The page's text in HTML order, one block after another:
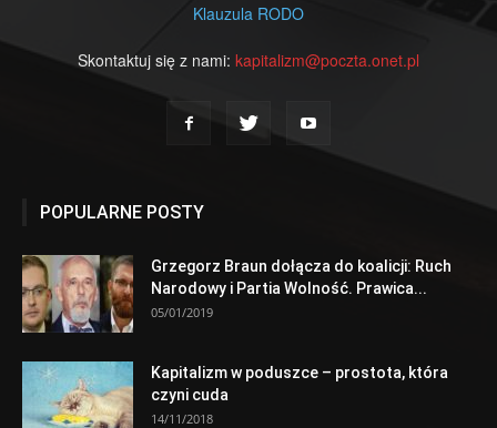
Klauzula RODO
Skontaktuj się z nami: kapitalizm@poczta.onet.pl
POPULARNE POSTY
Grzegorz Braun dołącza do koalicji: Ruch
Narodowy i Partia Wolność. Prawica...
05/01/2019
Kapitalizm w poduszce – prostota, która
czyni cuda
14/11/2018